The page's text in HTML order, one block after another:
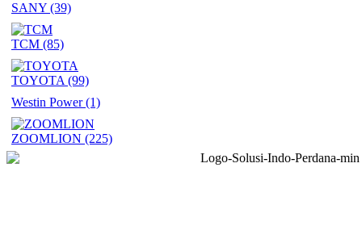
SANY (39)
TCM (85)
TOYOTA (99)
Westin Power(1)
ZOOMLION (225)